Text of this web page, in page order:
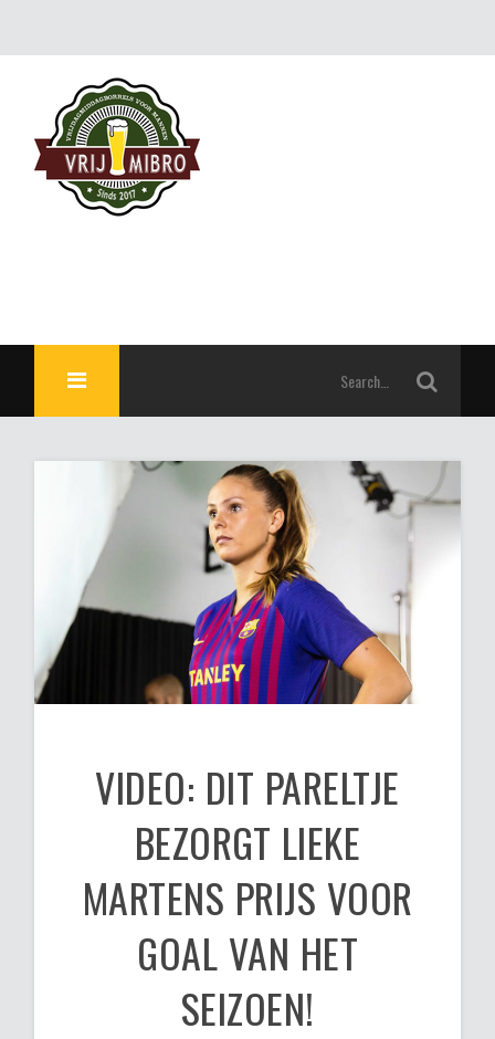
VIDEO: DIT PARELTJE
BEZORGT LIEKE
MARTENS PRIJS VOOR
GOAL VAN HET
SEIZOEN!